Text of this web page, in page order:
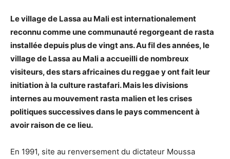
Le village de Lassa au Mali est internationalement
reconnu comme une communauté regorgeant de rasta
installée depuis plus de vingt ans. Au fil des années, le
village de Lassa au Mali a accueilli de nombreux
visiteurs, des stars africaines du reggae y ont fait leur
initiation à la culture rastafari. Mais les divisions
internes au mouvement rasta malien et les crises
politiques successives dans le pays commencent à
avoir raison de ce lieu.
En 1991, site au renversement du dictateur Moussa